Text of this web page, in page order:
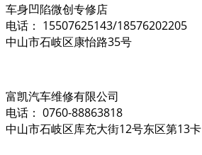
车身凹陷微创专修店
电话： 15507625143/18576202205
中山市石岐区康怡路35号
富凯汽车维修有限公司
电话： 0760-88863818
中山市石岐区库充大街12号东区第13卡